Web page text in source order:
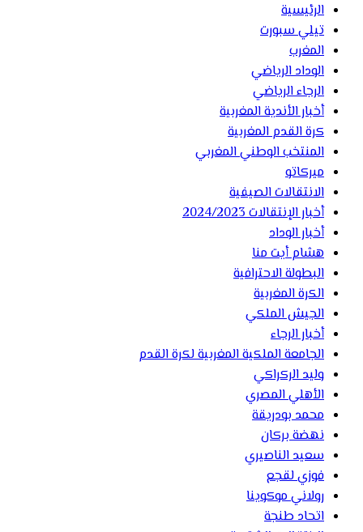
الرئيسية
تيلي سبورت
المغرب
الوداد الرياضي
الرجاء الرياضي
أخبار الأندية المغربية
كرة القدم المغربية
المنتخب الوطني المغربي
ميركاتو
الانتقالات الصيفية
أخبار الإنتقالات 2024/2023
أخبار الوداد
هشام أيت منا
البطولة الاحترافية
الكرة المغربية
الجيش الملكي
أخبار الرجاء
الجامعة الملكية المغربية لكرة القدم
وليد الركراكي
الأهلي المصري
محمد بودريقة
نهضة بركان
سعيد الناصيري
فوزي لقجع
رولاني موكوينا
اتحاد طنجة